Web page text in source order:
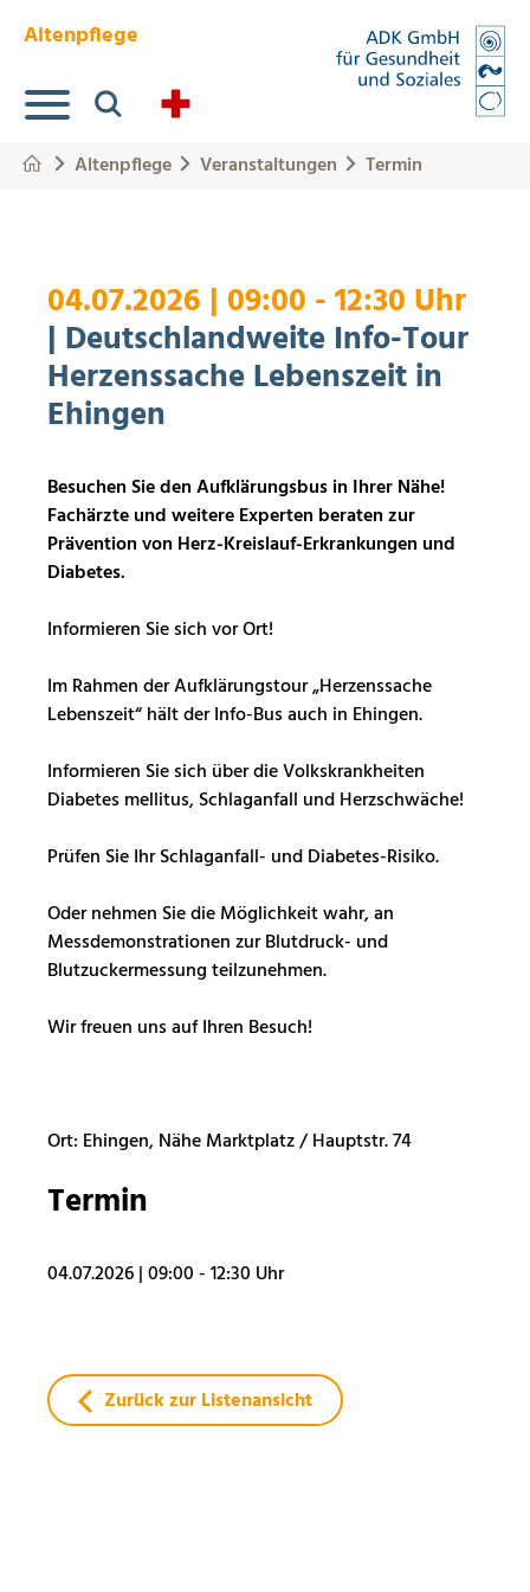
Altenpflege
Suche
Altenpflege Veranstaltungen Termin
04.07.2026 | 09:00 - 12:30 Uhr
| Deutschlandweite Info-Tour
Herzenssache Lebenszeit in
Ehingen
Besuchen Sie den Aufklärungsbus in Ihrer Nähe!
Fachärzte und weitere Experten beraten zur
Prävention von Herz-Kreislauf-Erkrankungen und
Diabetes.
Informieren Sie sich vor Ort!
Im Rahmen der Aufklärungstour „Herzenssache
Lebenszeit“ hält der Info-Bus auch in Ehingen.
Informieren Sie sich über die Volkskrankheiten
Diabetes mellitus, Schlaganfall und Herzschwäche!
Prüfen Sie Ihr Schlaganfall- und Diabetes-Risiko.
Oder nehmen Sie die Möglichkeit wahr, an
Messdemonstrationen zur Blutdruck- und
Blutzuckermessung teilzunehmen.
Wir freuen uns auf Ihren Besuch!
Ort: Ehingen, Nähe Marktplatz / Hauptstr. 74
Termin
04.07.2026|09:00 - 12:30 Uhr
Zurück zur Listenansicht